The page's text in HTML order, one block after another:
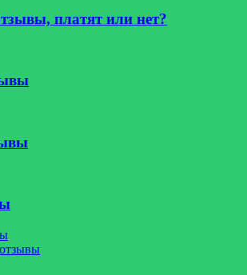
платят или нет?